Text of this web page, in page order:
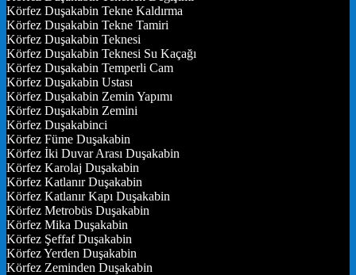
Körfez Duşakabin Tekne Kaldırma
Körfez Duşakabin Tekne Tamiri
Körfez Duşakabin Teknesi
Körfez Duşakabin Teknesi Su Kaçağı
Körfez Duşakabin Temperli Cam
Körfez Duşakabin Ustası
Körfez Duşakabin Zemin Yapımı
Körfez Duşakabin Zemini
Körfez Duşakabinci
Körfez Füme Duşakabin
Körfez İki Duvar Arası Duşakabin
Körfez Karolaj Duşakabin
Körfez Katlanır Duşakabin
Körfez Katlanır Kapı Duşakabin
Körfez Metrobüs Duşakabin
Körfez Mika Duşakabin
Körfez Şeffaf Duşakabin
Körfez Yerden Duşakabin
Körfez Zeminden Duşakabin